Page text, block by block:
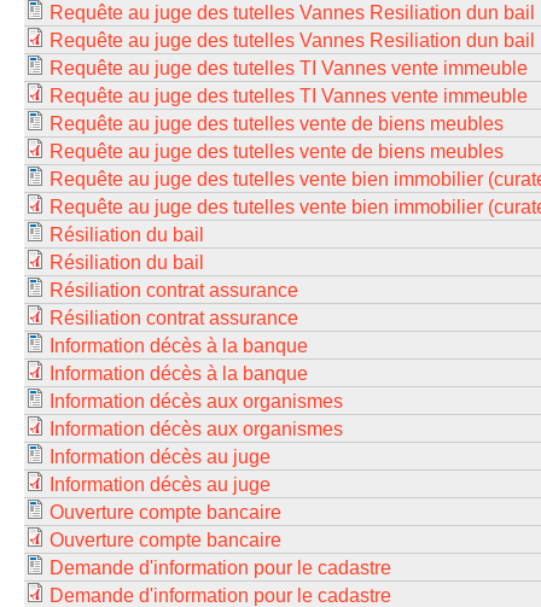
Requête au juge des tutelles Vannes Resiliation dun bail
Requête au juge des tutelles Vannes Resiliation dun bail
Requête au juge des tutelles TI Vannes vente immeuble
Requête au juge des tutelles TI Vannes vente immeuble
Requête au juge des tutelles vente de biens meubles
Requête au juge des tutelles vente de biens meubles
Requête au juge des tutelles vente bien immobilier
Requête au juge des tutelles vente bien immobilier
Résiliation du bail
Résiliation du bail
Résiliation contrat assurance
Résiliation contrat assurance
Information décès à la banque
Information décès à la banque
Information décès aux organismes
Information décès aux organismes
Information décès au juge
Information décès au juge
Ouverture compte bancaire
Ouverture compte bancaire
Demande d'information pour le cadastre
Demande d'information pour le cadastre